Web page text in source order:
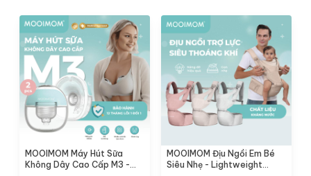
MOOIMOM Máy Hút Sữa
Không Dây Cao Cấp M3 -
MOOIMOM Địu Ngồi Em Bé
Siêu Nhẹ - Lightweight